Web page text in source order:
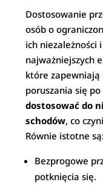
Dostosowanie
osób o
ich niezależności
najważniejszych
które zapewniają
poruszania się po
dostosować do
schodów, co
Równie istotne są:
Bezprogowe
potknięcia się.